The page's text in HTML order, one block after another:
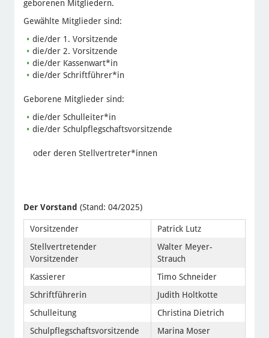
geborenen Mitgliedern.
Gewählte Mitglieder sind:
die/der 1. Vorsitzende
die/der 2. Vorsitzende
die/der Kassenwart*in
die/der Schriftführer*in
Geborene Mitglieder sind:
die/der Schulleiter*in
die/der Schulpflegschaftsvorsitzende
oder deren Stellvertreter*innen
Der Vorstand (Stand: 04/2025)
Vorsitzender
Patrick Lutz
Stellvertretender
Vorsitzender
Walter Meyer-
Strauch
Kassierer
Timo Schneider
Schriftführerin
Judith Holtkotte
Schulleitung
Christina Dietrich
Schulpflegschaftsvorsitzende
Marina Moser